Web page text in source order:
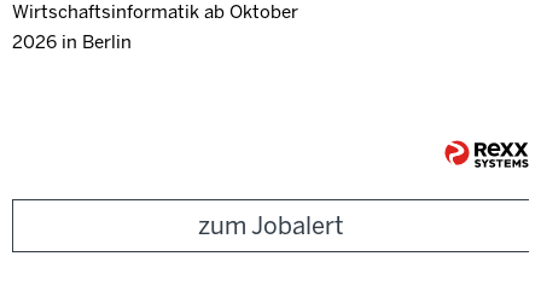
Wirtschaftsinformatik ab Oktober
2026 in Berlin
zum Jobalert